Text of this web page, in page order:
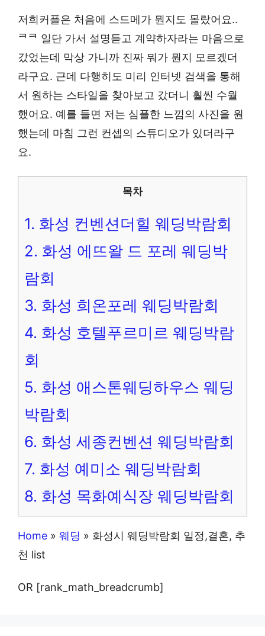
저희커플은 처음에 스드메가 뭔지도 몰랐어요..
ᄏᄏ 일단 가서 설명듣고 계약하자라는 마음으로
갔었는데 막상 가니까 진짜 뭐가 뭔지 모르겠더
라구요. 근데 다행히도 미리 인터넷 검색을 통해
서 원하는 스타일을 찾아보고 갔더니 훨씬 수월
했어요. 예를 들면 저는 심플한 느낌의 사진을 원
했는데 마침 그런 컨셉의 스튜디오가 있더라구
요.
목차
1. 화성 컨벤션더힐 웨딩박람회
2. 화성 에뜨왈 드 포레 웨딩박
람회
3. 화성 희온포레 웨딩박람회
4. 화성 호텔푸르미르 웨딩박람
회
5. 화성 애스톤웨딩하우스 웨딩
박람회
6. 화성 세종컨벤션 웨딩박람회
7. 화성 예미소 웨딩박람회
8. 화성 목화예식장 웨딩박람회
Home » 웨딩 » 화성시 웨딩박람회 일정,결혼, 추
천 list
OR [rank_math_breadcrumb]